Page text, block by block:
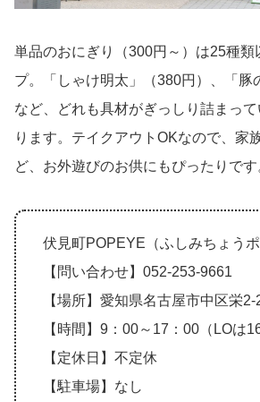
単品のおにぎり（300円～）は25種類
プ。「しゃけ明太」（380円）、「豚
など、どれも具材がぎっしり詰まっ
ります。テイクアウトOKなので、家
ど、お外遊びのお供にもぴったりです
伏見町POPEYE（ふしみちょうポ
【問い合わせ】052-253-9661
【場所】愛知県名古屋市中区栄
【時間】9：00～17：00（LOは
【定休日】不定休
【駐車場】なし